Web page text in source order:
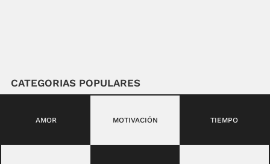
CATEGORIAS POPULARES
AMOR MOTIVACIÓN TIEMPO